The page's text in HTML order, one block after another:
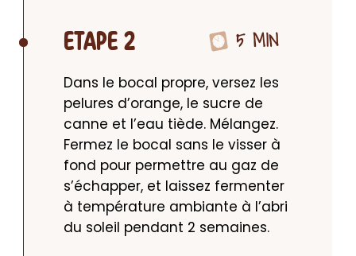
ETAPE 2 5 MIN
Dans le bocal propre, versez les
pelures d’orange, le sucre de
canne et l’eau tiède. Mélangez.
Fermez le bocal sans le visser à
fond pour permettre au gaz de
s’échapper, et laissez fermenter
à température ambiante à l’abri
du soleil pendant 2 semaines.